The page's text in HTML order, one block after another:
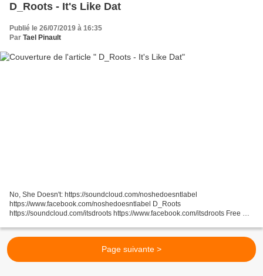
D_Roots - It's Like Dat
Publié le 26/07/2019 à 16:35
Par Tael Pinault
No, She Doesn't: https://soundcloud.com/noshedoesntlabel
https://www.facebook.com/noshedoesntlabel D_Roots
https://soundcloud.com/itsdroots https://www.facebook.com/itsdroots Free DL:
Page suivante >